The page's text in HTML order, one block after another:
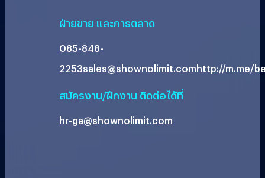
ฝ่ายขาย และการตลาด
085-848-
2253sales@shownolimit.comhttp://m.me/
สมัครงาน/ฝึกงาน ติดต่อได้ที่
hr-ga@shownolimit.com